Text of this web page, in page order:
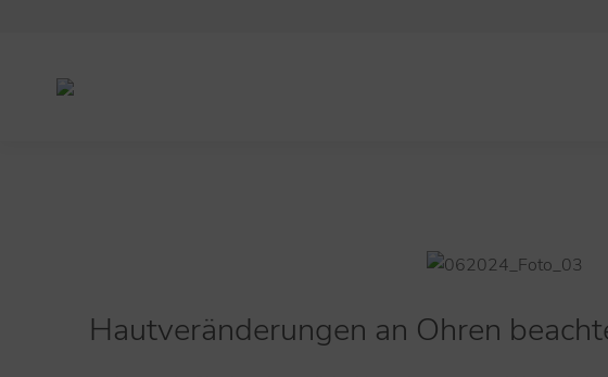
Hautveränderungen an Ohren